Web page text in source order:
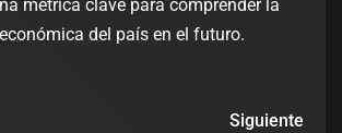
métrica clave para comprender la
del país en el futuro.
Siguiente